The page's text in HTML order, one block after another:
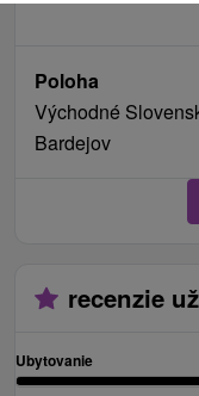
Poloha
Východné
Bardejov
recenzie
Ubytovanie